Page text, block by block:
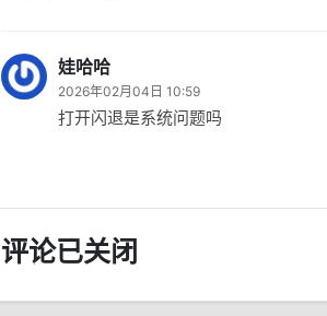
娃哈哈
2026年02月04日 10:59
打开闪退是系统问题吗
评论已关闭